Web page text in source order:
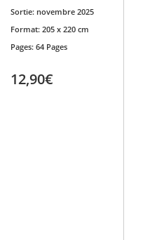
Sortie: novembre 2025
Format: 205 x 220 cm
Pages: 64 Pages
12,90€